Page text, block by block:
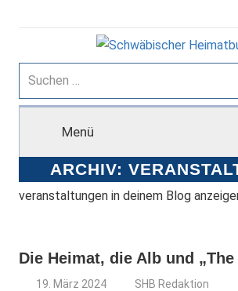
Inhalt
Schwäbischer
Heimatbund
Suchen
nach:
Menü
ARCHIV:
veranstaltungen in deinem Blog
Die Heimat, die Alb und „The
19. März 2024 SHB Redaktion